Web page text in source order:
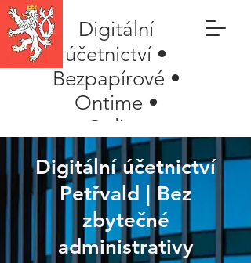
Digitální
účetnictví •
Bezpapírové •
Ontime •
Online
Digitální účetnictví
Petřvald | Bez
zbytečné
administrativy